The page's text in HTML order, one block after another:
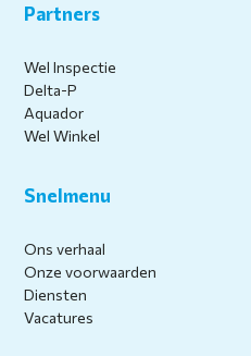
Partners
Wel Inspectie
Delta-P
Aquador
Wel Winkel
Snelmenu
Ons verhaal
Onze voorwaarden
Diensten
Vacatures